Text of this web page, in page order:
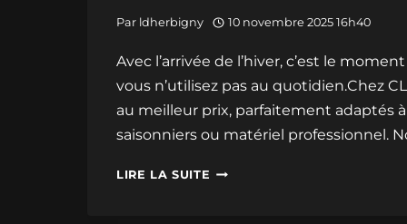
Par ldherbigny 10 novembre 2025 16h40
Avec l’arrivée de l’hiver, c’est le
vous n’utilisez pas au quotidien.Chez
au meilleur prix, parfaitement adaptés
saisonniers ou matériel professionnel.
LIRE LA SUITE BESOIN